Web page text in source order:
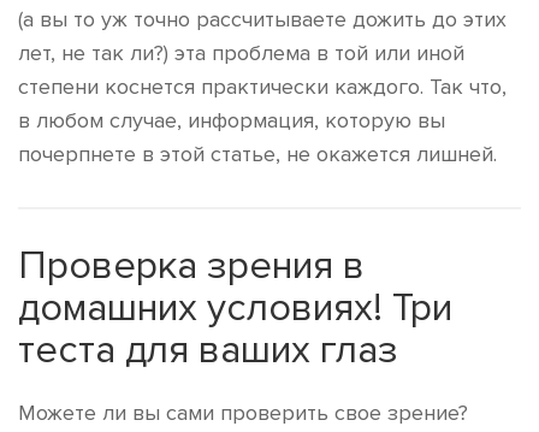
(а вы то уж точно рассчитываете дожить до этих
лет, не так ли?) эта проблема в той или иной
степени коснется практически каждого. Так что,
в любом случае, информация, которую вы
почерпнете в этой статье, не окажется лишней.
Проверка зрения в
домашних условиях! Три
теста для ваших глаз
Можете ли вы сами проверить свое зрение?